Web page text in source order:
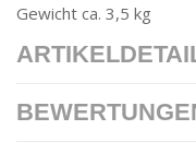
Gewicht ca. 3,5 kg